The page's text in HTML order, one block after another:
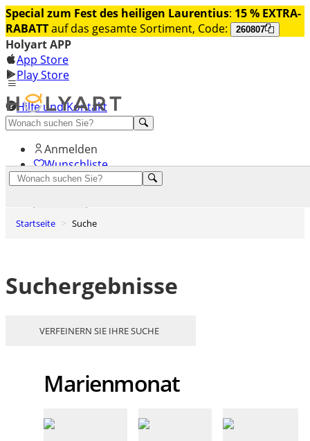
Special zum Fest des heiligen Laurentius: 15 % EXTRA-
RABATTauf das gesamte Sortiment, Code: 260807
Holyart APP
App Store
Play Store
Hilfe und Kontakt
Entdecken Sie Premium
Anmelden
Wunschliste
Startseite Suche
Suchergebnisse
VERFEINERN SIE IHRE SUCHE
Marienmonat